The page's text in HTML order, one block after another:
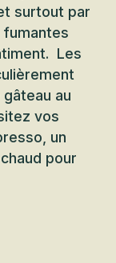
surtout par
fumantes
Les
au
vos
un
pour